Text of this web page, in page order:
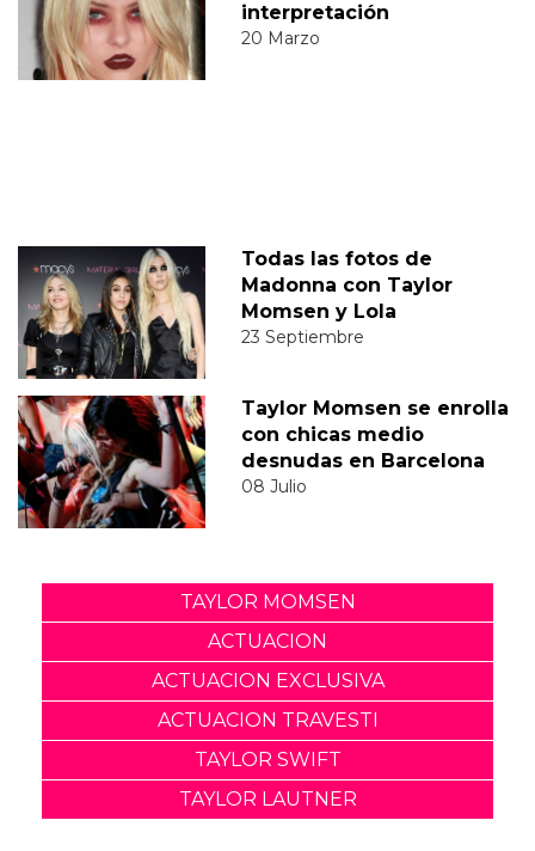
interpretación
20 Marzo
Todas las fotos de
Madonna con Taylor
Momsen y Lola
23 Septiembre
Taylor Momsen se enrolla
con chicas medio
desnudas en Barcelona
08 Julio
TAYLOR MOMSEN
ACTUACION
ACTUACION EXCLUSIVA
ACTUACION TRAVESTI
TAYLOR SWIFT
TAYLOR LAUTNER